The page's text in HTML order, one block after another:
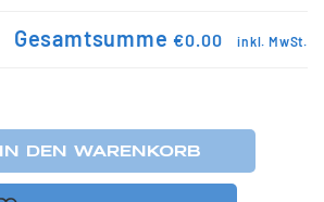
Gesamtsumme €0.00 inkl. MwSt.
IN DEN WARENKORB